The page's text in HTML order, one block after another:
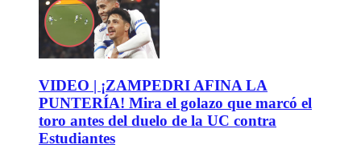
VIDEO | ¡ZAMPEDRI AFINA LA
PUNTERÍA! Mira el golazo que marcó el
toro antes del duelo de la UC contra
Estudiantes